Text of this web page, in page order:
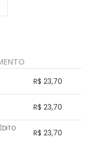
R$ 23,70
R$ 23,70
R$ 23,70